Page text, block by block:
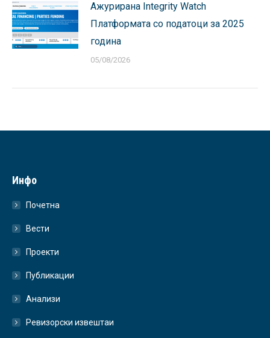
Ажурирана Integrity Watch
Платформата со податоци за 2025
година
05/08/2026
Инфо
Почетна
Вести
Проекти
Публикации
Анализи
Ревизорски извештаи